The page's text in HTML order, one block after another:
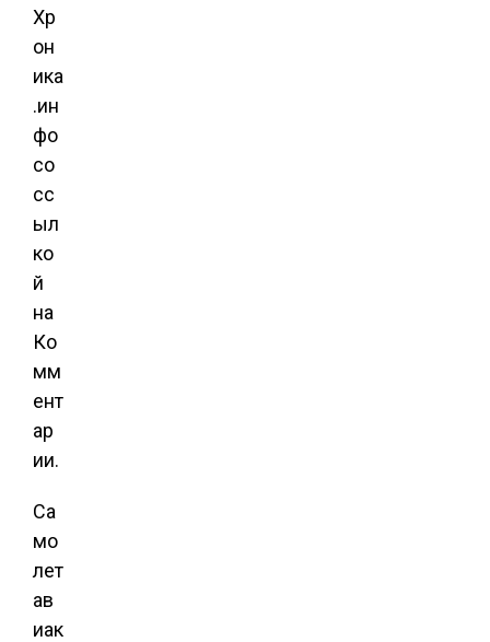
Хр
он
ика
.ин
фо
со
сс
ыл
ко
й
на
Ко
мм
ент
ар
ии.
Са
мо
лет
ав
иак